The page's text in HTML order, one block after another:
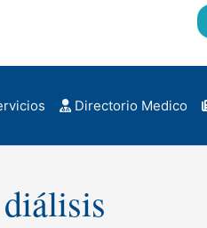
Directorio Medico